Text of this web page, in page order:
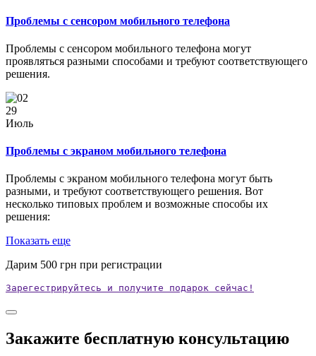
Проблемы с сенсором мобильного телефона
Проблемы с сенсором мобильного телефона могут
проявляться разными способами и требуют соответствующего
решения.
29
Июль
Проблемы с экраном мобильного телефона
Проблемы с экраном мобильного телефона могут быть
разными, и требуют соответствующего решения. Вот
несколько типовых проблем и возможные способы их
решения:
Показать еще
Дарим 500 грн при регистрации
Зарегестрируйтесь и получите подарок сейчас!
Закажите бесплатную консультацию